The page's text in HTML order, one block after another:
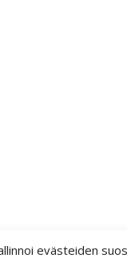
evästeiden